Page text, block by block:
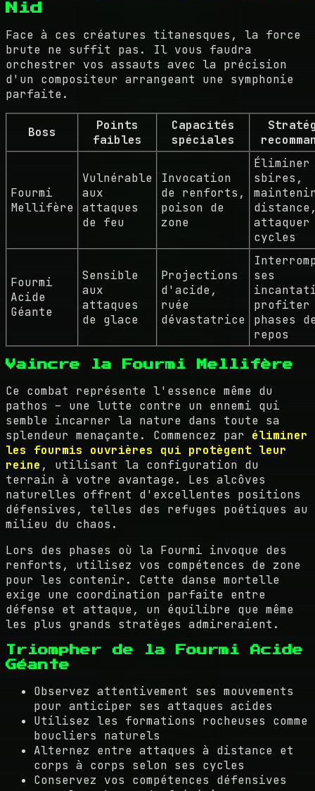
Nid
Face à ces créatures titanesques, la force
brute ne suffit pas. Il vous faudra
orchestrer vos assauts avec la précision
d'un compositeur arrangeant une symphonie
parfaite.
Boss
Points
faibles
Capacités
spéciales
Fourmi
Mellifère
Vulnérable
aux
attaques
de feu
Invocation
de renforts,
poison de
zone
sbires,
attaquer
cycles
Fourmi
Acide
Géante
Sensible
aux
attaques
de glace
Projections
d'acide,
ruée
dévastatrice
ses
profiter
phases
repos
Vaincre la Fourmi Mellifère
Ce combat représente l'essence même du
pathos – une lutte contre un ennemi qui
semble incarner la nature dans toute sa
splendeur menaçante. Commencez par éliminer
les fourmis ouvrières qui protègent leur
reine , utilisant la configuration du
terrain à votre avantage. Les alcôves
naturelles offrent d'excellentes positions
défensives, telles des refuges poétiques au
milieu du chaos.
Lors des phases où la Fourmi invoque des
renforts, utilisez vos compétences de zone
pour les contenir. Cette danse mortelle
exige une coordination parfaite entre
défense et attaque, un équilibre que même
les plus grands stratèges admireraient.
Triompher de la Fourmi Acide
Géante
Observez attentivement ses mouvements
pour anticiper ses attaques acides
Utilisez les formations rocheuses comme
boucliers naturels
Alternez entre attaques à distance et
corps à corps selon ses cycles
Conservez vos compétences défensives